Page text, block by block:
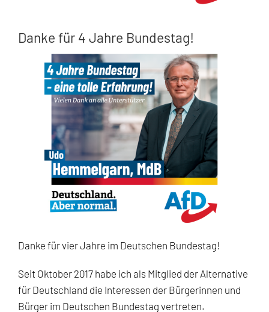
Danke für 4 Jahre Bundestag!
Danke für vier Jahre im Deutschen Bundestag!
Seit Oktober 2017 habe ich als Mitglied der Alternative
für Deutschland die Interessen der Bürgerinnen und
Bürger im Deutschen Bundestag vertreten.